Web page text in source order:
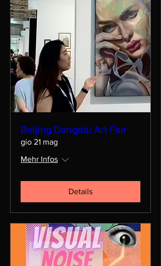
Beijing Dangdai Art Fair
gio 21 mag
Mehr Infos
Details